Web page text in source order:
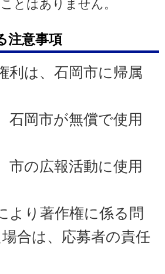
とはありません。
注意事項
利は、石岡市に帰属
石岡市が無償で使用
市の広報活動に使用
より著作権に係る問
合は、応募者の責任